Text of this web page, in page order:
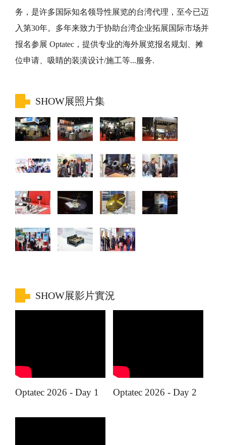
务，是许多国际知名领导性展览的台湾代理，至今已迈
入第30年。多年来致力于协助台湾企业拓展国际市场并
报名参展 Optatec，提供专业的海外展览报名规划、摊
位申请、吸睛的装潢设计/施工等...服务.
SHOW展照片集
SHOW展影片實況
Optatec 2026 - Day 1 Optatec 2026 - Day 2